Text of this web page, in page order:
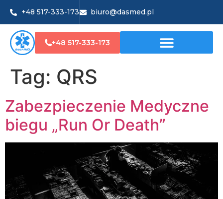
+48 517-333-173 biuro@dasmed.pl
+48 517-333-173
Tag: QRS
Zabezpieczenie Medyczne
biegu „Run Or Death”